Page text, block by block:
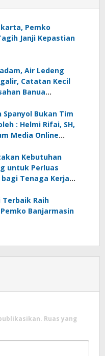
Pemko
Janji Kepastian
Air Ledeng
Catatan Kecil
Banua
Oleh : Helmi
Bukan Tim
: Helmi Rifai, SH,
Media Online
Kebutuhan
untuk Perluas
Tenaga Kerja
Terbaik Raih
Banjarmasin
Ruas yang